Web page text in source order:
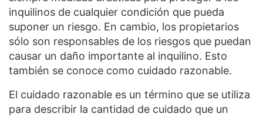
inquilinos de cualquier condición que pueda
suponer un riesgo. En cambio, los propietarios
sólo son responsables de los riesgos que puedan
causar un daño importante al inquilino. Esto
también se conoce como cuidado razonable.
El cuidado razonable es un término que se utiliza
para describir la cantidad de cuidado que un